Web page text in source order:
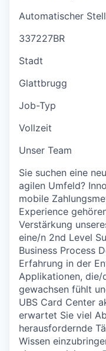
Automatischer
337227BR
Stadt
Glattbrugg
Job-Typ
Vollzeit
Unser Team
Sie suchen eine
agilen Umfeld?
mobile
Experience
Verstärkung
eine/n 2nd Level
Business Process
Erfahrung in der
Applikationen, die/
gewachsen fühlt
UBS Card Center
erwartet Sie viel
herausfordernde
Wissen